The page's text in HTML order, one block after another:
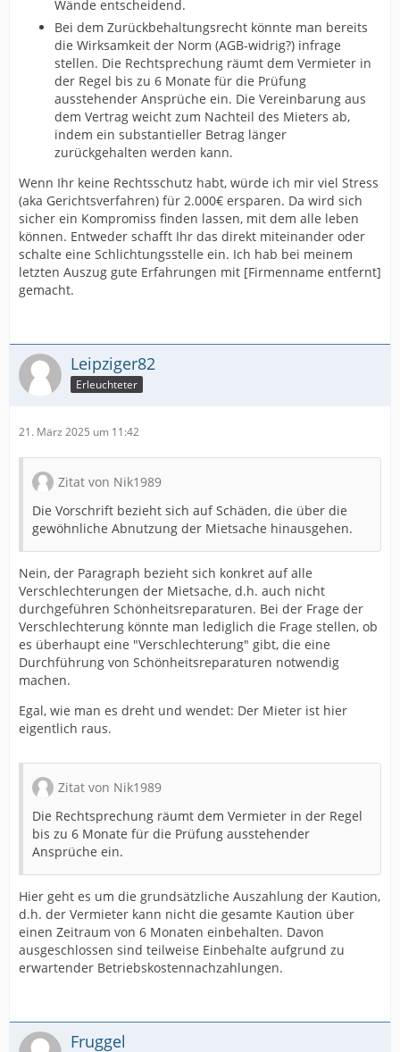
Wände entscheidend.
Bei dem Zurückbehaltungsrecht könnte man bereits
die Wirksamkeit der Norm (AGB-widrig?) infrage
stellen. Die Rechtsprechung räumt dem Vermieter in
der Regel bis zu 6 Monate für die Prüfung
ausstehender Ansprüche ein. Die Vereinbarung aus
dem Vertrag weicht zum Nachteil des Mieters ab,
indem ein substantieller Betrag länger
zurückgehalten werden kann.
Wenn Ihr keine Rechtsschutz habt, würde ich mir viel Stress
(aka Gerichtsverfahren) für 2.000€ ersparen. Da wird sich
sicher ein Kompromiss finden lassen, mit dem alle leben
können. Entweder schafft Ihr das direkt miteinander oder
schalte eine Schlichtungsstelle ein. Ich hab bei meinem
letzten Auszug gute Erfahrungen mit [Firmenname entfernt]
gemacht.
Leipziger82
Erleuchteter
21. März 2025 um 11:42
Zitat von Nik1989
Die Vorschrift bezieht sich auf Schäden, die über die
gewöhnliche Abnutzung der Mietsache hinausgehen.
Nein, der Paragraph bezieht sich konkret auf alle
Verschlechterungen der Mietsache, d.h. auch nicht
durchgeführen Schönheitsreparaturen. Bei der Frage der
Verschlechterung könnte man lediglich die Frage stellen, ob
es überhaupt eine "Verschlechterung" gibt, die eine
Durchführung von Schönheitsreparaturen notwendig
machen.
Egal, wie man es dreht und wendet: Der Mieter ist hier
eigentlich raus.
Zitat von Nik1989
Die Rechtsprechung räumt dem Vermieter in der Regel
bis zu 6 Monate für die Prüfung ausstehender
Ansprüche ein.
Hier geht es um die grundsätzliche Auszahlung der Kaution,
d.h. der Vermieter kann nicht die gesamte Kaution über
einen Zeitraum von 6 Monaten einbehalten. Davon
ausgeschlossen sind teilweise Einbehalte aufgrund zu
erwartender Betriebskostennachzahlungen.
Fruggel